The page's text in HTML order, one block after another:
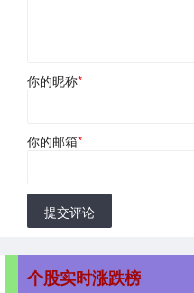
你的昵称*
你的邮箱*
提交评论
个股实时涨跌榜